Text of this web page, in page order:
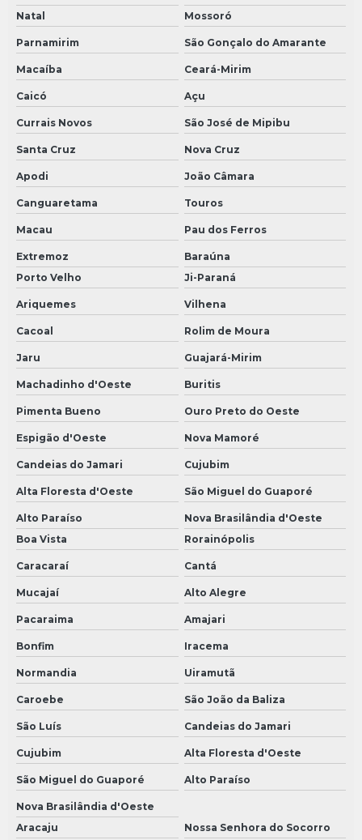
Natal
Mossoró
Parnamirim São Gonçalo do Amarante
Macaíba Ceará-Mirim
Caicó Açu
Currais Novos São José de Mipibu
Santa Cruz Nova Cruz
Apodi João Câmara
Canguaretama Touros
Macau Pau dos Ferros
Extremoz
Baraúna
Porto Velho
Ji-Paraná
Ariquemes Vilhena
Cacoal Rolim de Moura
Jaru Guajará-Mirim
Machadinho d'Oeste Buritis
Pimenta Bueno Ouro Preto do Oeste
Espigão d'Oeste Nova Mamoré
Candeias do Jamari Cujubim
Alta Floresta d'Oeste São Miguel do Guaporé
Alto Paraíso
Nova Brasilândia d'Oeste
Boa Vista
Rorainópolis
Caracaraí Cantá
Mucajaí Alto Alegre
Pacaraima Amajari
Bonfim Iracema
Normandia Uiramutã
Caroebe São João da Baliza
São Luís Candeias do Jamari
Cujubim Alta Floresta d'Oeste
São Miguel do Guaporé Alto Paraíso
Nova Brasilândia d'Oeste
Aracaju
Nossa Senhora do Socorro